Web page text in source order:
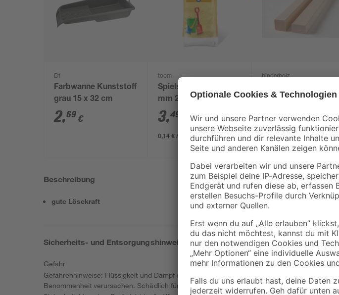
B1
Farbwanne Kunststoff
grau 15 x 32 cm
2,69 €
toom
Spielsand beige 0-2
mm 25 kg
3,49
0,14 € / Kilogramm
binderholz
48 x 24 mm
1,78 €
0,89 € / Meter
Beschreibung
gute Lösekraft
Sicherheits- und Entsorgungshinweise
Gefahr
Gefahrenhinweise: Flüssigkeit und Dampf entzündbar. Kann bei Verschlucken und
Benommenheit verursachen. Schädlich für Wasserorganismen mit langfristiger Wirkung.